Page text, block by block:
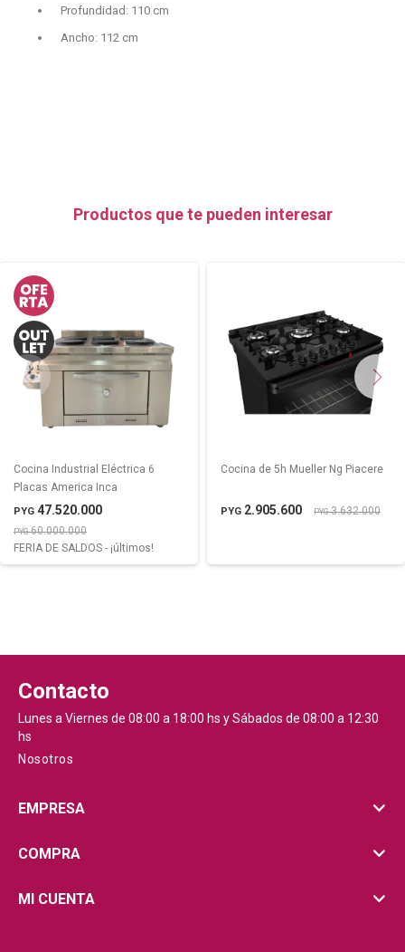
Profundidad: 110 cm
Ancho: 112 cm
Productos que te pueden interesar
Cocina Industrial Eléctrica 6
Placas America Inca
PYG 47.520.000
PYG60.000.000
FERIA DE SALDOS - ¡últimos!
Cocina de 5h Mueller Ng Piacere
PYG 2.905.600 PYG3.632.000
Contacto
Lunes a Viernes de 08:00 a 18:00 hs y Sábados de 08:00 a 12:30
hs
Nosotros
EMPRESA
COMPRA
MI CUENTA